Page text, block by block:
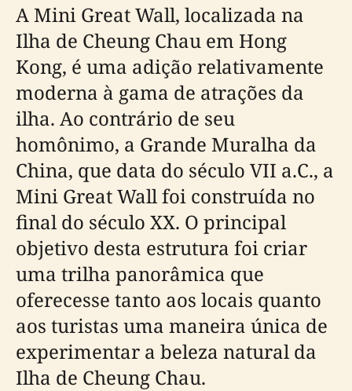
A Mini Great Wall, localizada na
Ilha de Cheung Chau em Hong
Kong, é uma adição relativamente
moderna à gama de atrações da
ilha. Ao contrário de seu
homônimo, a Grande Muralha da
China, que data do século VII a.C., a
Mini Great Wall foi construída no
final do século XX. O principal
objetivo desta estrutura foi criar
uma trilha panorâmica que
oferecesse tanto aos locais quanto
aos turistas uma maneira única de
experimentar a beleza natural da
Ilha de Cheung Chau.